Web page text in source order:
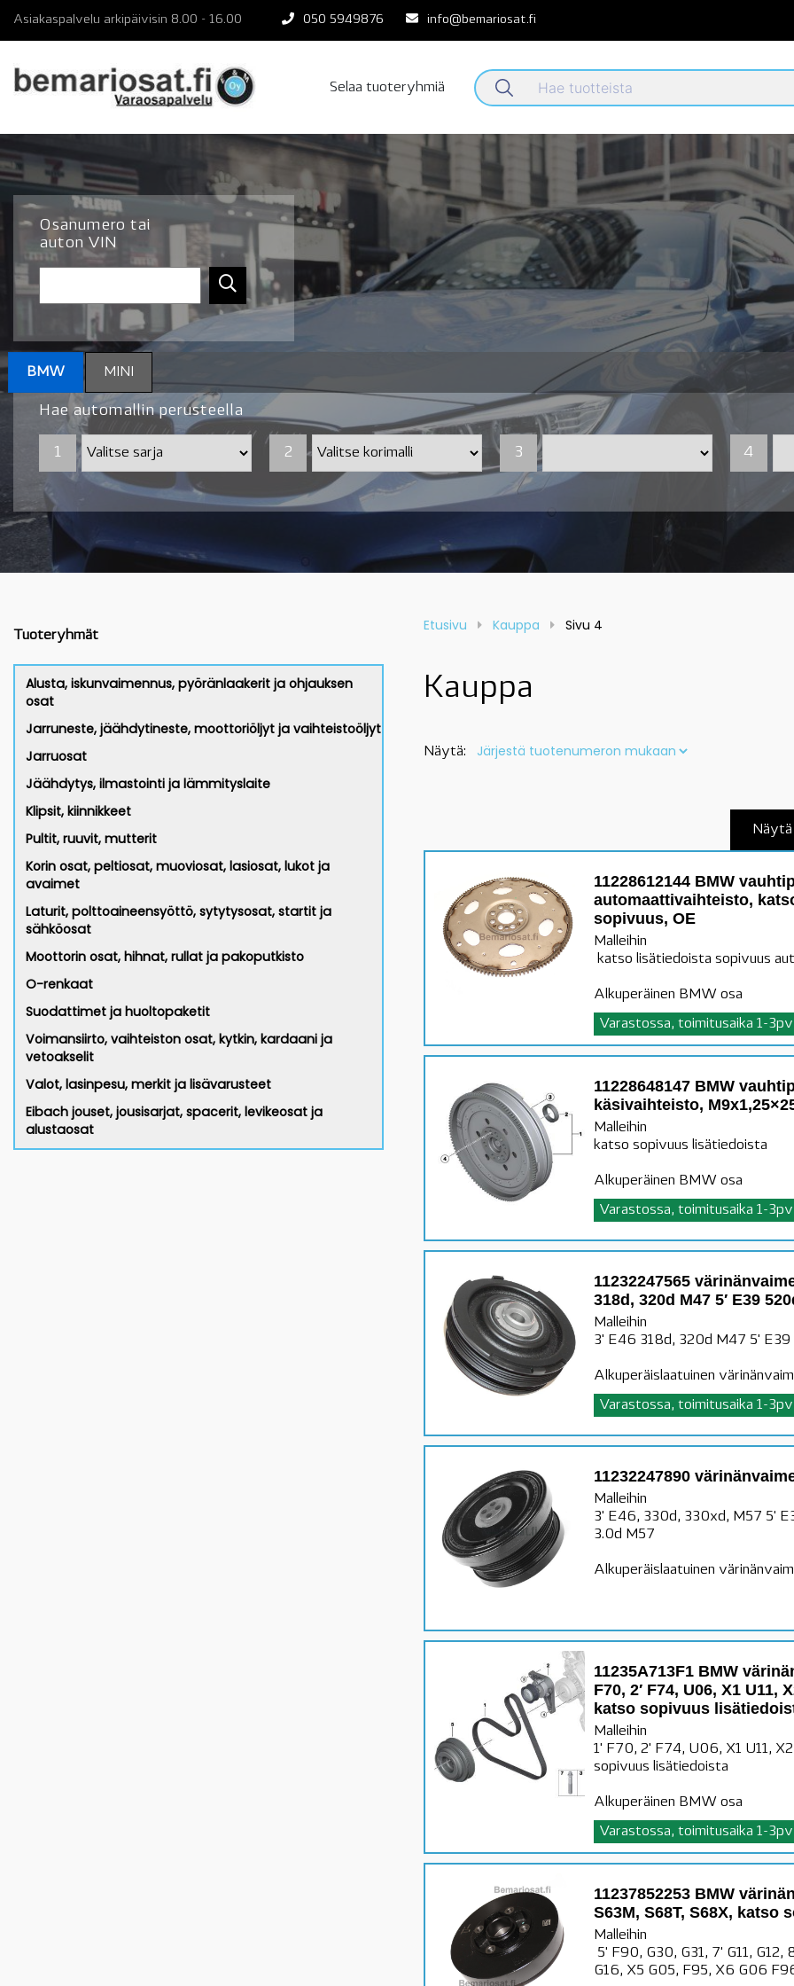
content
Asiakaspalvelu arkipäivisin 8.00 - 16.00 050 5949876 info@bemariosat.fi
Selaa tuoteryhmiä
Osanumero tai
auton VIN
BMW MINI
Hae automallin perusteella
1
1 2
2 3 4
Tuoteryhmät
Alusta, iskunvaimennus, pyöränlaakerit ja ohjauksen
osat
Jarruneste, jäähdytineste, moottoriöljyt ja vaihteistoöljyt
Jarruosat
Jäähdytys, ilmastointi ja lämmityslaite
Klipsit, kiinnikkeet
Pultit, ruuvit, mutterit
Korin osat, peltiosat, muoviosat, lasiosat, lukot ja
avaimet
Laturit, polttoaineensyöttö, sytytysosat, startit ja
sähköosat
Moottorin osat, hihnat, rullat ja pakoputkisto
O-renkaat
Suodattimet ja huoltopaketit
Voimansiirto, vaihteiston osat, kytkin, kardaani ja
vetoakselit
Valot, lasinpesu, merkit ja lisävarusteet
Eibach jouset, jousisarjat, spacerit, levikeosat ja
alustaosat
Etusivu Kauppa Sivu 4
Kauppa
Näytä:
11228612144 BMW
automaattivaihteisto,
sopivuus, OE
Malleihin
katso lisätiedoista sopivuus
Alkuperäinen BMW osa
Varastossa, toimitusaika 1-3pv
11228648147 BMW
käsivaihteisto,
Malleihin
katso sopivuus lisätiedoista
Alkuperäinen BMW osa
Varastossa, toimitusaika 1-3pv
11232247565
318d, 320d M47 5′ E39
Malleihin
3' E46 318d, 320d M47 5'
Alkuperäislaatuinen
Varastossa, toimitusaika 1-3pv
11232247890
Malleihin
3' E46, 330d, 330xd, M57 5'
3.0d M57
Alkuperäislaatuinen
11235A713F1 BMW
F70, 2′ F74, U06, X1 U11,
katso sopivuus
Malleihin
1' F70, 2' F74, U06, X1 U11,
sopivuus lisätiedoista
Alkuperäinen BMW osa
Varastossa, toimitusaika 1-3pv
11237852253 BMW
S63M, S68T, S68X, katso
Malleihin
5' F90, G30, G31, 7' G11, G12,
G16, X5 G05, F95, X6 G06